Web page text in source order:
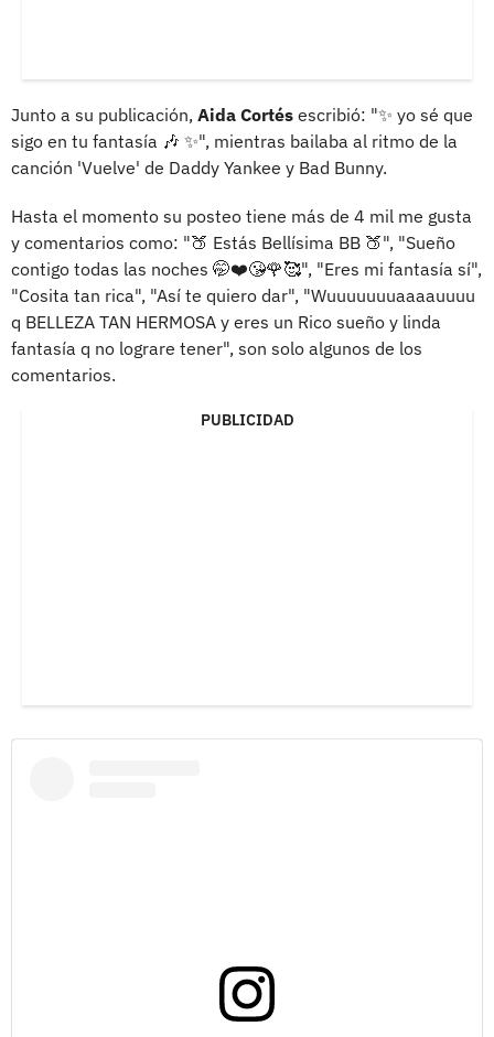
Junto a su publicación, Aida Cortés escribió: "✨ yo sé que
sigo en tu fantasía 🎶 ✨", mientras bailaba al ritmo de la
canción 'Vuelve' de Daddy Yankee y Bad Bunny.
Hasta el momento su posteo tiene más de 4 mil me gusta
y comentarios como: "🍑 Estás Bellísima BB 🍑", "Sueño
contigo todas las noches 🤭❤️😘🌹🥰", "Eres mi fantasía sí",
"Cosita tan rica", "Así te quiero dar", "Wuuuuuuuaaaauuuu
q BELLEZA TAN HERMOSA y eres un Rico sueño y linda
fantasía q no lograre tener", son solo algunos de los
comentarios.
PUBLICIDAD